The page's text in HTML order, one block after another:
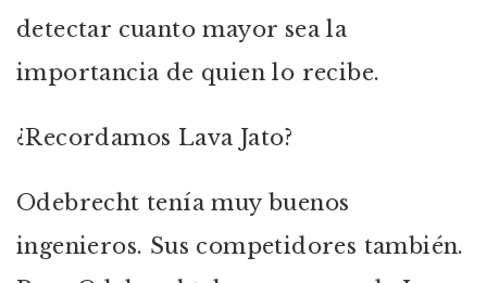
detectar cuanto mayor sea la
importancia de quien lo recibe.
¿Recordamos Lava Jato?
Odebrecht tenía muy buenos
ingenieros. Sus competidores también.